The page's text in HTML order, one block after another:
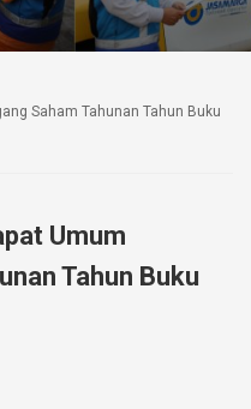
Saham Tahunan Tahun Buku
Umum
Tahun Buku